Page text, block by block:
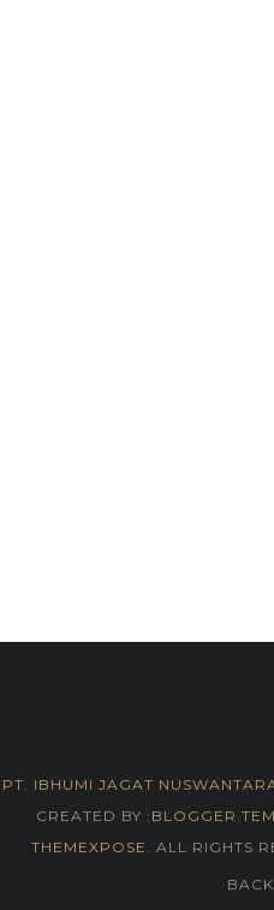
PT. IBHUMI JAGAT
CREATED BY : BLOGGER
THEMEXPOSE
. ALL RIGHTS